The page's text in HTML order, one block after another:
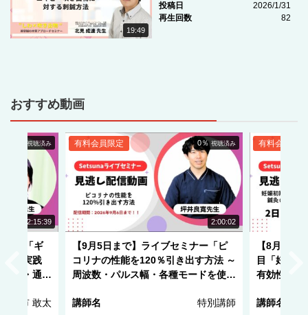
19:49
投稿日
2026/1/31
再生回数
82
おすすめ動画
2:15:39
視聴済み
ナー「ギ
法の実践
刺鍼・通電
種市 敢太
2:00:02
0％ 視聴済み
有料会員限定
NEW
【9月5日まで】ライブセミナー「ピ
コリナの性能を120％引き出す方法 ～
周波数・パルス幅・各種モードを使い
講師名
特別講師
有料会員限定
NEW
【8月29
目「妊娠
有効性と安
講師名